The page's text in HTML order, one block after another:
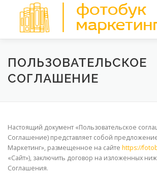
содержимому
ТИПЫ ПРОДУКЦИИ
ПОЛЬЗОВАТЕЛЬСКОЕ
СОГЛАШЕНИЕ
Настоящий документ «Пользовательское
Соглашение) представляет собой
Маркетинг», размещенное на сайте https://
«Сайт»), заключить договор на изложенных
Соглашения.